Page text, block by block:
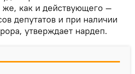
же, как и действующего —
депутатов и при наличии
утверждает нардеп.